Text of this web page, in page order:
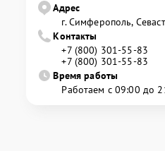
Адрес
г. Симферополь,
Контакты
+7 (800) 301-55-83
+7 (800) 301-55-83
Время работы
Работаем с 09:00 до